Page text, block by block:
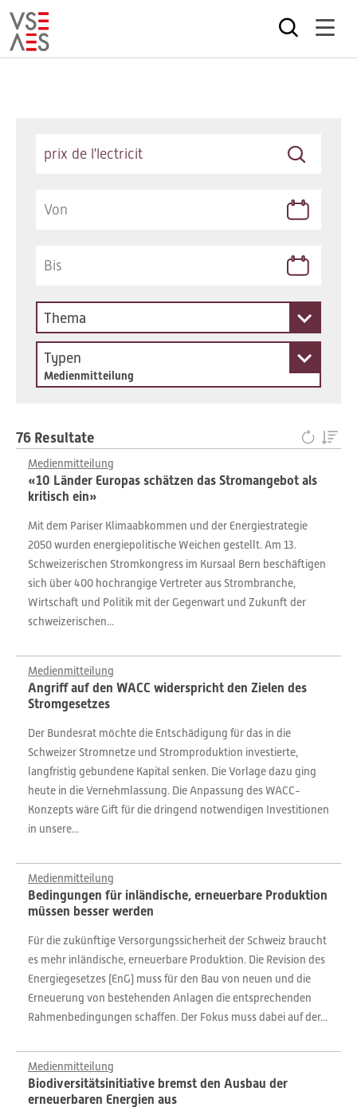
Thema
Typen
Medienmitteilung
76 Resultate
Medienmitteilung
«10 Länder Europas schätzen das Stromangebot als
kritisch ein»
Mit dem Pariser Klimaabkommen und der Energiestrategie
2050 wurden energiepolitische Weichen gestellt. Am 13.
Schweizerischen Stromkongress im Kursaal Bern beschäftigen
sich über 400 hochrangige Vertreter aus Strombranche,
Wirtschaft und Politik mit der Gegenwart und Zukunft der
schweizerischen...
Medienmitteilung
Angriff auf den WACC widerspricht den Zielen des
Stromgesetzes
Der Bundesrat möchte die Entschädigung für das in die
Schweizer Stromnetze und Stromproduktion investierte,
langfristig gebundene Kapital senken. Die Vorlage dazu ging
heute in die Vernehmlassung. Die Anpassung des WACC-
Konzepts wäre Gift für die dringend notwendigen Investitionen
in unsere...
Medienmitteilung
Bedingungen für inländische, erneuerbare Produktion
müssen besser werden
Für die zukünftige Versorgungssicherheit der Schweiz braucht
es mehr inländische, erneuerbare Produktion. Die Revision des
Energiegesetzes (EnG) muss für den Bau von neuen und die
Erneuerung von bestehenden Anlagen die entsprechenden
Rahmenbedingungen schaffen. Der Fokus muss dabei auf der...
Medienmitteilung
Biodiversitätsinitiative bremst den Ausbau der
erneuerbaren Energien aus